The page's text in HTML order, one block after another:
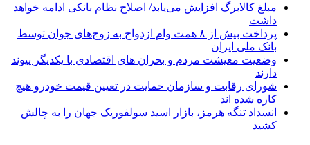
مبلغ کالابرگ افزایش می‌یابد/ اصلاح نظام بانکی ادامه خواهد
داشت
پرداخت بیش از ۸ همت وام ازدواج به زوج‌های جوان توسط
بانک ملی ایران
وضعیت معیشت مردم و بحران های اقتصادی با یکدیگر پیوند
دارند
شورای رقابت و سازمان حمایت در تعیین قیمت خودرو هیچ
کاره شده اند
انسداد تنگه هرمز، بازار اسید سولفوریک جهان را به چالش
کشید